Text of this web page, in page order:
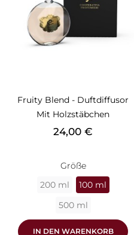
Fruity Blend - Duftdiffusor
Mit Holzstäbchen
Preis
24,00 €
Größe
200 ml
100 ml
500 ml
IN DEN WARENKORB